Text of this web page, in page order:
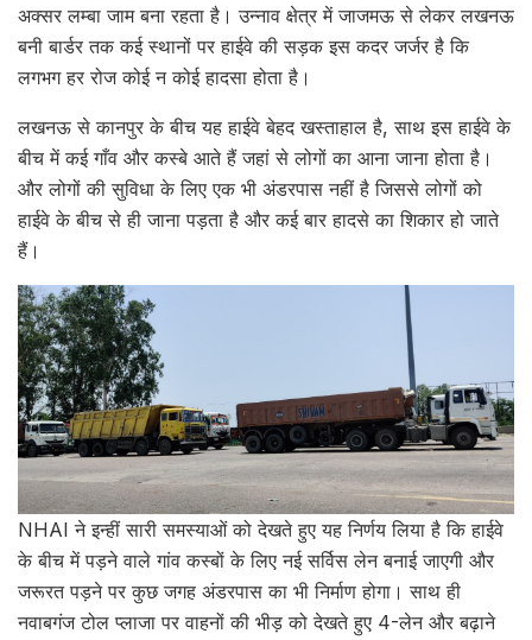
अक्सर लम्बा जाम बना रहता है। उन्नाव क्षेत्र में जाजमऊ से लेकर लखनऊ
बनी बार्डर तक कई स्थानों पर हाईवे की सड़क इस कदर जर्जर है कि
लगभग हर रोज कोई न कोई हादसा होता है।
लखनऊ से कानपुर के बीच यह हाईवे बेहद खस्ताहाल है, साथ इस हाईवे के
बीच में कई गाँव और कस्बे आते हैं जहां से लोगों का आना जाना होता है।
और लोगों की सुविधा के लिए एक भी अंडरपास नहीं है जिससे लोगों को
हाईवे के बीच से ही जाना पड़ता है और कई बार हादसे का शिकार हो जाते
हैं।
NHAI ने इन्हीं सारी समस्याओं को देखते हुए यह निर्णय लिया है कि हाईवे
के बीच में पड़ने वाले गांव कस्बों के लिए नई सर्विस लेन बनाई जाएगी और
जरूरत पड़ने पर कुछ जगह अंडरपास का भी निर्माण होगा। साथ ही
नवाबगंज टोल प्लाजा पर वाहनों की भीड़ को देखते हुए 4-लेन और बढ़ाने